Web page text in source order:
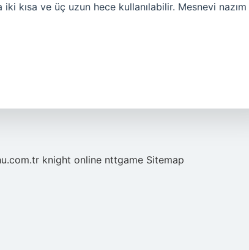
kısa ve üç uzun hece kullanılabilir. Mesnevi nazım
knight online nttgame Sitemap